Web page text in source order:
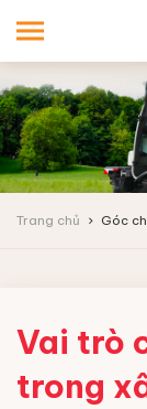
Trang chủ Góc
Vai trò
trong